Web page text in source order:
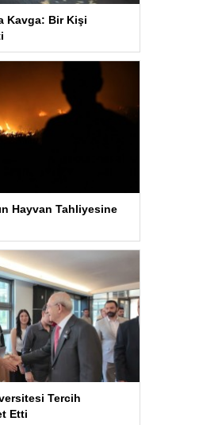
Kavga: Bir Kişi
Hayvan Tahliyesine
Tercih
Etti